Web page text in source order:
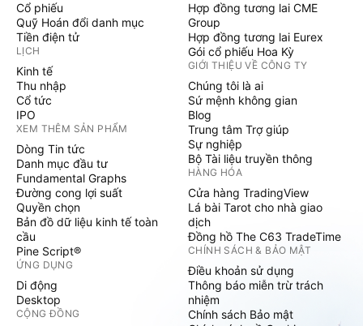
Cổ phiếu
Quỹ Hoán đổi danh mục
Tiền điện tử
LỊCH
Kinh tế
Thu nhập
Cổ tức
IPO
XEM THÊM SẢN PHẨM
Dòng Tin tức
Danh mục đầu tư
Fundamental Graphs
Đường cong lợi suất
Quyền chọn
Bản đồ dữ liệu kinh tế toàn
cầu
Pine Script®
ỨNG DỤNG
Di động
Desktop
CỘNG ĐỒNG
Hợp đồng tương lai CME
Group
Hợp đồng tương lai Eurex
Gói cổ phiếu Hoa Kỳ
GIỚI THIỆU VỀ CÔNG TY
Chúng tôi là ai
Sứ mệnh không gian
Blog
Trung tâm Trợ giúp
Sự nghiệp
Bộ Tài liệu truyền thông
HÀNG HÓA
Cửa hàng TradingView
Lá bài Tarot cho nhà giao
dịch
Đồng hồ The C63 TradeTime
CHÍNH SÁCH & BẢO MẬT
Điều khoản sử dụng
Thông báo miễn trừ trách
nhiệm
Chính sách Bảo mật